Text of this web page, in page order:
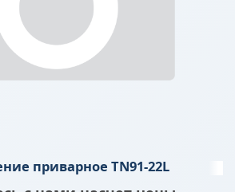
приварное TN91-22L